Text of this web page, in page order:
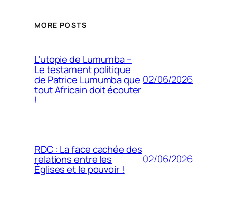
MORE POSTS
L’utopie de Lumumba –
Le testament politique
de Patrice Lumumba que
tout Africain doit écouter
!
02/06/2026
RDC : La face cachée des
relations entre les
Églises et le pouvoir !
02/06/2026